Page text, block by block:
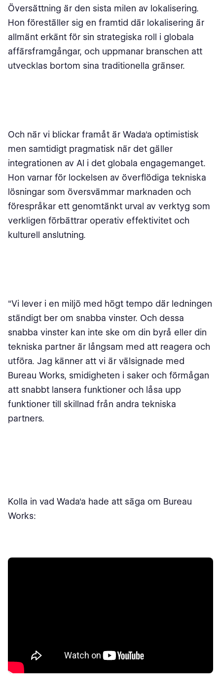
Översättning är den sista milen av lokalisering.
Hon föreställer sig en framtid där lokalisering är
allmänt erkänt för sin strategiska roll i globala
affärsframgångar, och uppmanar branschen att
utvecklas bortom sina traditionella gränser.
Och när vi blickar framåt är Wada'a optimistisk
men samtidigt pragmatisk när det gäller
integrationen av AI i det globala engagemanget.
Hon varnar för lockelsen av överflödiga tekniska
lösningar som översvämmar marknaden och
förespråkar ett genomtänkt urval av verktyg som
verkligen förbättrar operativ effektivitet och
kulturell anslutning.
"Vi lever i en miljö med högt tempo där ledningen
ständigt ber om snabba vinster. Och dessa
snabba vinster kan inte ske om din byrå eller din
tekniska partner är långsam med att reagera och
utföra. Jag känner att vi är välsignade med
Bureau Works, smidigheten i saker och förmågan
att snabbt lansera funktioner och låsa upp
funktioner till skillnad från andra tekniska
partners.
Kolla in vad Wada'a hade att säga om Bureau
Works: